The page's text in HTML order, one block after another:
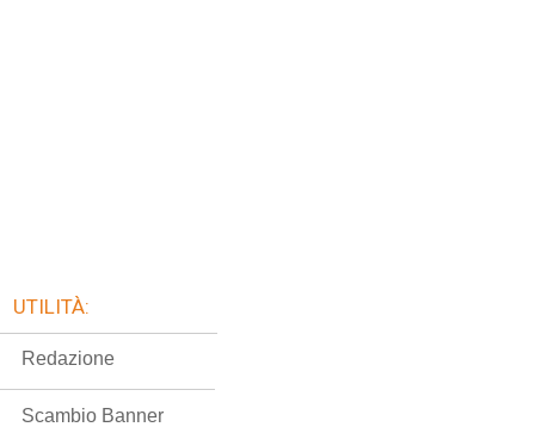
UTILITÀ:
Redazione
Scambio Banner